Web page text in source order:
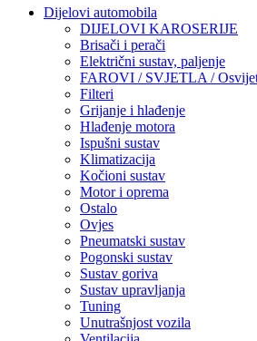
Dijelovi automobila
DIJELOVI KAROSERIJE
Brisači i perači
Električni sustav, paljenje
FAROVI / SVJETLA /
Filteri
Grijanje i hlađenje
Hlađenje motora
Ispušni sustav
Klimatizacija
Kočioni sustav
Motor i oprema
Ostalo
Ovjes
Pneumatski sustav
Pogonski sustav
Sustav goriva
Sustav upravljanja
Tuning
Unutrašnjost vozila